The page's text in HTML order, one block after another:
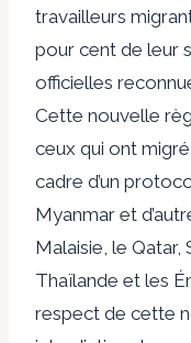
travailleurs
pour cent de leur
officielles
Cette nouvelle
ceux qui ont
cadre d’un
Myanmar et
Malaisie, le Qatar,
Thaïlande et les
respect de cette